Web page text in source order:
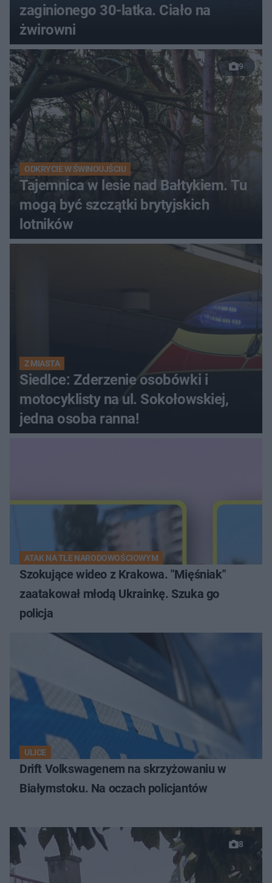
zaginionego 30-latka. Ciało na
żwirowni
9
ODKRYCIE W ŚWINOUJŚCIU
Tajemnica w lesie nad Bałtykiem. Tu
mogą być szczątki brytyjskich
lotników
Z MIASTA
Siedlce: Zderzenie osobówki i
motocyklisty na ul. Sokołowskiej,
jedna osoba ranna!
ATAK NA TLE NARODOWOŚCIOWYM
Szokujące wideo z Krakowa. "Mięśniak"
zaatakował młodą Ukrainkę. Szuka go
policja
ULICE
Drift Volkswagenem na skrzyżowaniu w
Białymstoku. Na oczach policjantów
8